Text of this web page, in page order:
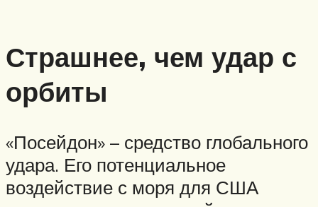
Страшнее, чем удар с
орбиты
«Посейдон» – средство глобального
удара. Его потенциальное
воздействие с моря для США